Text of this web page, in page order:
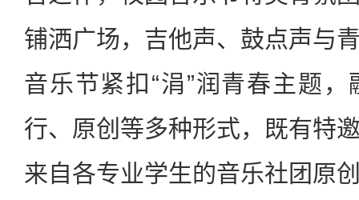
铺洒广场，吉他声、鼓点声与
音乐节紧扣“涓”润青春主题
行、原创等多种形式，既有特
来自各专业学生的音乐社团原